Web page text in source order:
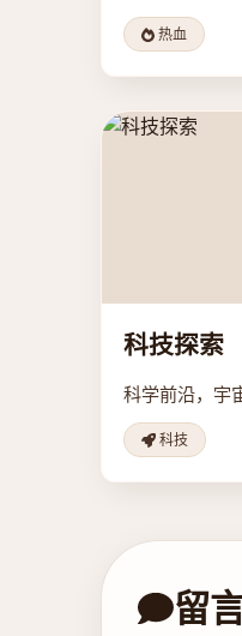
热血
科技探索
科学前沿，宇
科技
留